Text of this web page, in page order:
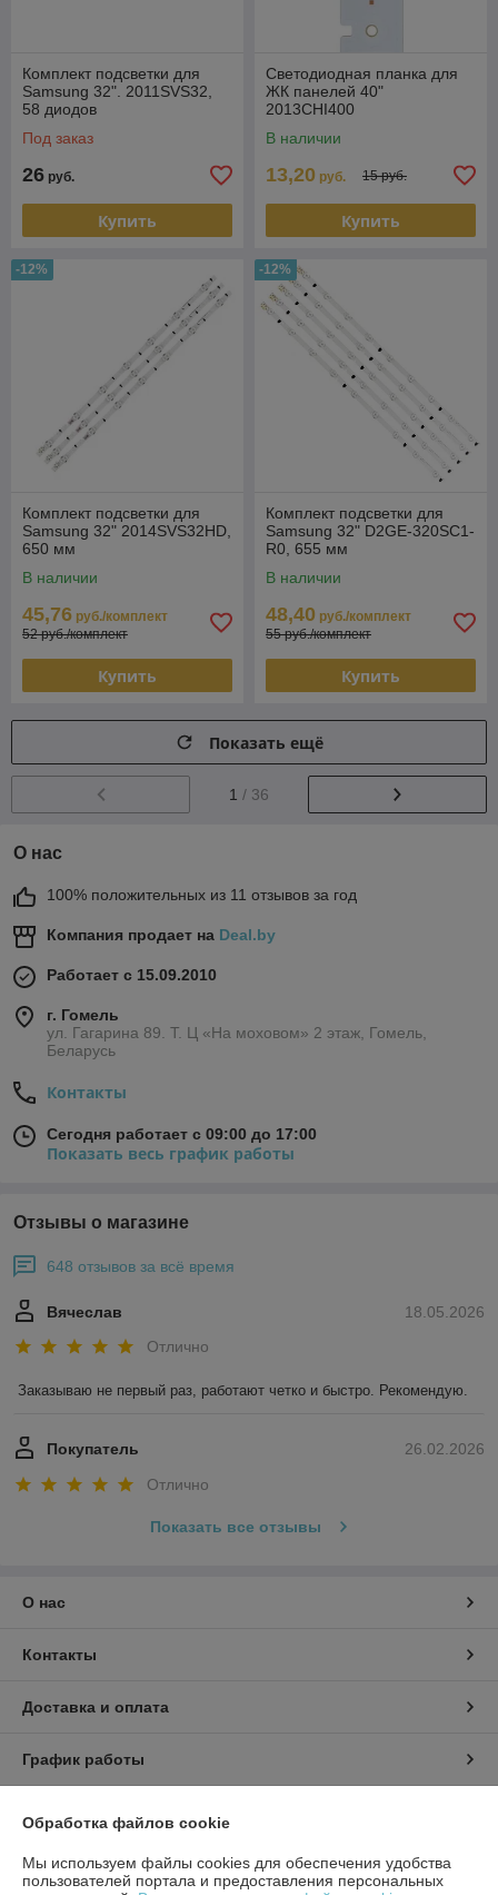
Комплект подсветки для
Samsung 32". 2011SVS32,
58 диодов
Под заказ
26 руб.
Купить
Светодиодная планка для
ЖК панелей 40"
2013CHI400
В наличии
13,20 руб. 15 руб.
Купить
-12%
Комплект подсветки для
Samsung 32" 2014SVS32HD,
650 мм
В наличии
45,76 руб./комплект
52 руб./комплект
Купить
-12%
Комплект подсветки для
Samsung 32" D2GE-320SC1-
R0, 655 мм
В наличии
48,40 руб./комплект
55 руб./комплект
Купить
Показать ещё
1 / 36
О нас
100% положительных из 11 отзывов за год
Компания продает на Deal.by
Работает с 15.09.2010
г. Гомель
ул. Гагарина 89. Т. Ц «На моховом» 2 этаж, Гомель,
Беларусь
Контакты
Сегодня работает с 09:00 до 17:00
Показать весь график работы
Отзывы о магазине
648 отзывов за всё время
18.05.2026
Вячеслав
Отлично
Заказываю не первый раз, работают четко и быстро. Рекомендую.
26.02.2026
Покупатель
Отлично
Показать все отзывы
О нас
Контакты
Доставка и оплата
График работы
Политика обработки cookies
Обработка файлов cookie
Мы используем файлы cookies для обеспечения удобства
пользователей портала и предоставления персональных